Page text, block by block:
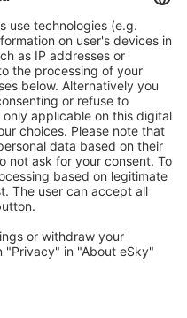
für eingeloggte
Unterkünften: Hotels,
von eSky Nutzern
Unterkunft in Davenport